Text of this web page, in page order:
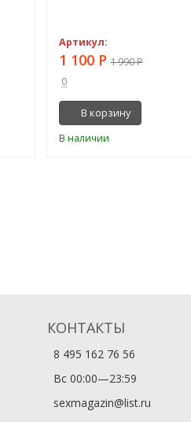
Артикул:
1 100 Р 1 990Р
0
В корзину
В наличии
КОНТАКТЫ
8 495 162 76 56
Вс 00:00—23:59
sexmagazin@list.ru